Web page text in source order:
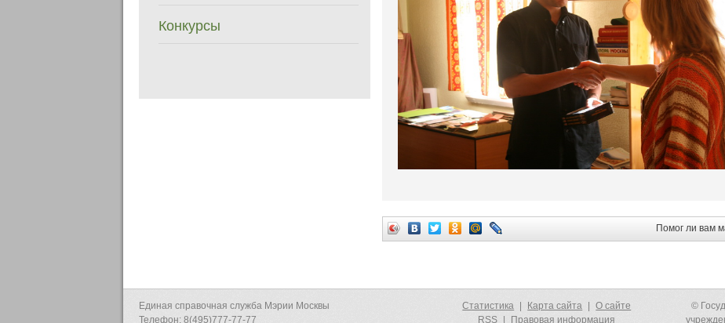
Конкурсы
Помог ли вам
Единая справочная служба Мэрии Москвы
Телефон: 8(495)777-77-77
©
Статистика Карта сайта
О сайте
RSS
Правовая информация